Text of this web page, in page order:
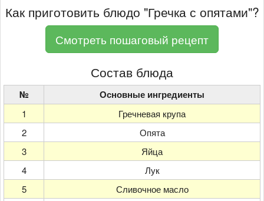
Как приготовить блюдо "Гречка с опятами"?
Смотреть пошаговый рецепт
Состав блюда
№ Основные ингредиенты
1
Гречневая крупа
2
Опята
3
Яйца
4
Лук
5
Сливочное масло